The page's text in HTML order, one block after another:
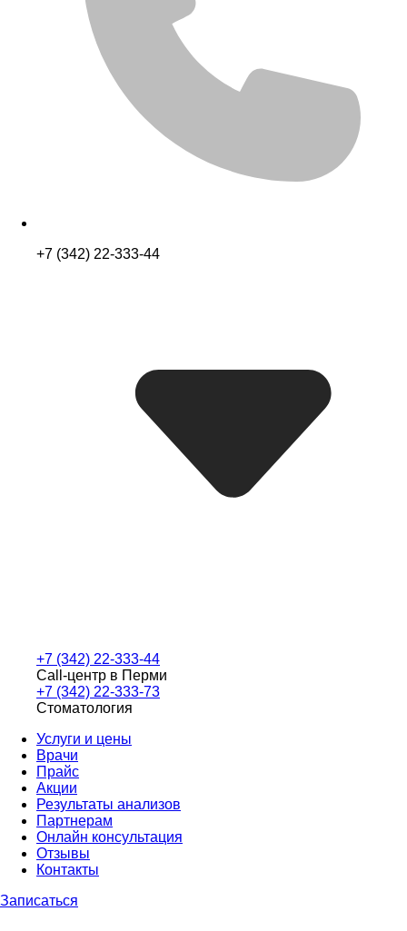
+7 (342) 22-333-44
+7 (342) 22-333-44
Call-центр в Перми
+7 (342) 22-333-73
Стоматология
Услуги и цены
Врачи
Прайс
Акции
Результаты анализов
Партнерам
Онлайн консультация
Отзывы
Контакты
Записаться